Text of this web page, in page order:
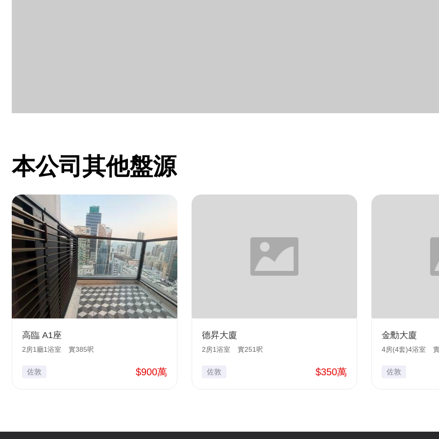
本公司其他盤源
高臨 A1座
2房1廳1浴室 實385呎
佐敦 $900萬
德昇大廈
2房1浴室 實251呎
佐敦 $350萬
金勳大廈
4房(4套)4浴室
佐敦